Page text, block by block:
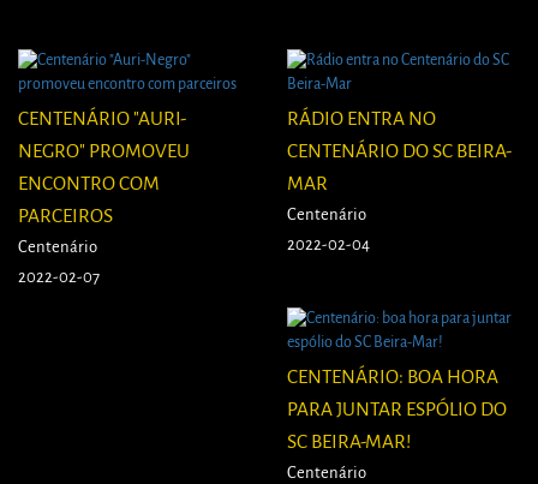
CENTENÁRIO "AURI-
NEGRO" PROMOVEU
ENCONTRO COM
PARCEIROS
Centenário
2022-02-07
RÁDIO ENTRA NO
CENTENÁRIO DO SC BEIRA-
MAR
Centenário
2022-02-04
CENTENÁRIO: BOA HORA
PARA JUNTAR ESPÓLIO DO
SC BEIRA-MAR!
Centenário